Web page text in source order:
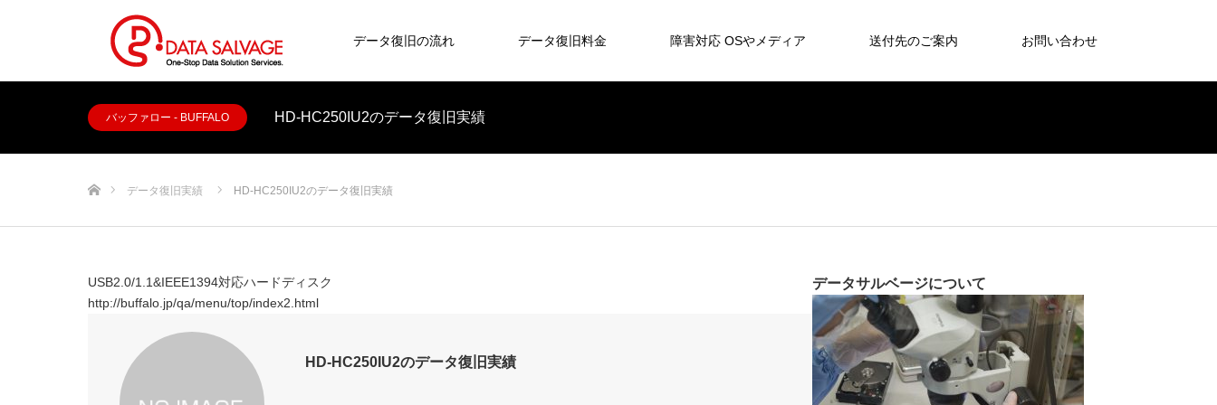
データ復旧の流れ データ復旧料金 障害対応 OSやメディア 送付先のご案内 お問い合わせ
バッファロー - BUFFALO HD-HC250IU2のデータ復旧実績
データ復旧実績 HD-HC250IU2のデータ復旧実績
USB2.0/1.1&IEEE1394対応ハードディスク
http://buffalo.jp/qa/menu/top/index2.html
HD-HC250IU2のデータ復旧実績
データサルベージについて